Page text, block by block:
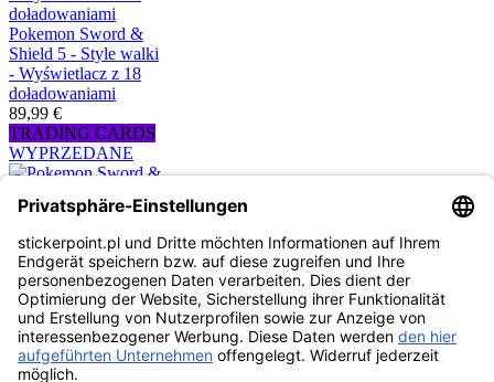
Pokemon Sword &
Shield 5 - Style walki
- Wyświetlacz z 18
doładowaniami
89,99 €
TRADING CARDS
WYPRZEDANE
Pokemon Sword &
Shield 5 - Battle
Styles - Box z 36
saszetki ANGIELSKI
179,99 €
TRADING CARDS
WYPRZEDANE